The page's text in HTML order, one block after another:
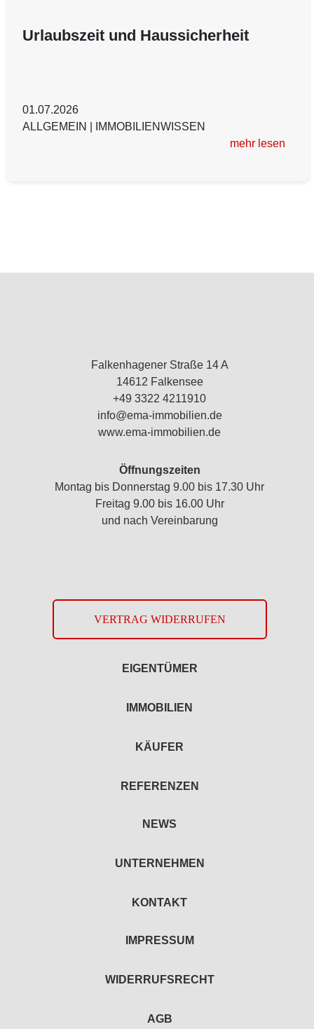
Urlaubszeit und Haussicherheit
01.07.2026
ALLGEMEIN
IMMOBILIENWISSEN
mehr lesen
Falkenhagener Straße 14 A
14612 Falkensee
+49 3322 4211910
info@ema-immobilien.de
www.ema-immobilien.de
Öffnungszeiten
Montag bis Donnerstag 9.00 bis 17.30 Uhr
Freitag 9.00 bis 16.00 Uhr
und nach Vereinbarung
VERTRAG WIDERRUFEN
EIGENTÜMER
IMMOBILIEN
KÄUFER
REFERENZEN
NEWS
UNTERNEHMEN
KONTAKT
IMPRESSUM
WIDERRUFSRECHT
AGB